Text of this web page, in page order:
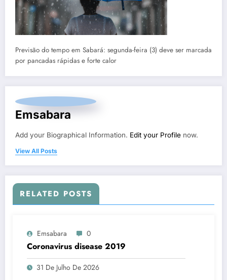
Previsão do tempo em Sabará: segunda-feira (3) deve ser marcada
por pancadas rápidas e forte calor
Emsabara
Add your Biographical Information. Edit your Profile now.
View All Posts
RELATED POSTS
Emsabara 0
Coronavirus disease 2019
31 De Julho De 2026